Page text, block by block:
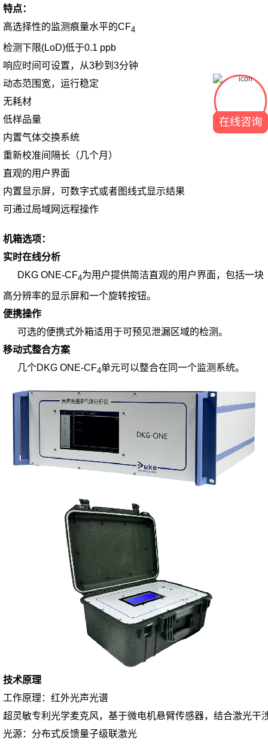
特点：
高选择性的监测痕量水平的CF4
检测下限(LoD)低于0.1 ppb
响应时间可设置，从3秒到3分钟
动态范围宽，运行稳定
无耗材
低样品量
内置气体交换系统
重新校准间隔长（几个月）
直观的用户界面
内置显示屏，可数字式或者图线式显示结果
可通过局域网远程操作
机箱选项：
实时在线分析
DKG ONE-CF4为用户提供简洁直观的用户界面，包括一块
高分辨率的显示屏和一个旋转按钮。
便携操作
可选的便携式外箱适用于可预见泄漏区域的检测。
移动式整合方案
几个DKG ONE-CF4单元可以整合在同一个监测系统。
技术原理
工作原理：红外光声光谱
超灵敏专利光学麦克风，基于微电机悬臂传感器，结合激光干
光源：分布式反馈量子级联激光
在线咨询